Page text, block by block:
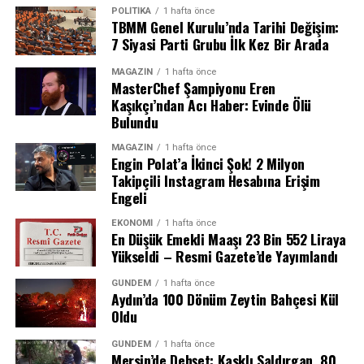
· Kadın ve iş yeri sahibi arasında nasıl bir ilişki var?
Soruşturmanın odak noktalarından biri.
Gelişmeleri yakından takip ediyoruz.
Husi Sözcü: “Yüzlerce Asker Öldü veya
POLITIKA 1 hafta önce
TBMM Genel Kurulu’nda Tarihi Değişim:
7 Siyasi Parti Grubu İlk Kez Bir Arada
MAGAZIN 1 hafta önce
MasterChef Şampiyonu Eren
Kaşıkçı’ndan Acı Haber: Evinde Ölü
Bulundu
MAGAZIN 1 hafta önce
Engin Polat’a İkinci Şok! 2 Milyon
Takipçili Instagram Hesabına Erişim
Engeli
EKONOMI 1 hafta önce
En Düşük Emekli Maaşı 23 Bin 552 Liraya
Yükseldi – Resmi Gazete’de Yayımlandı
GÜNDEM 1 hafta önce
Aydın’da 100 Dönüm Zeytin Bahçesi Kül
Oldu
GÜNDEM 1 hafta önce